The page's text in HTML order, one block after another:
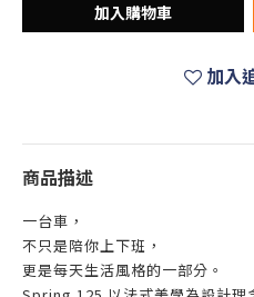
加入購物車
加入
商品描述
一台車，
不只是陪你上下班，
更是每天生活風格的一部分。